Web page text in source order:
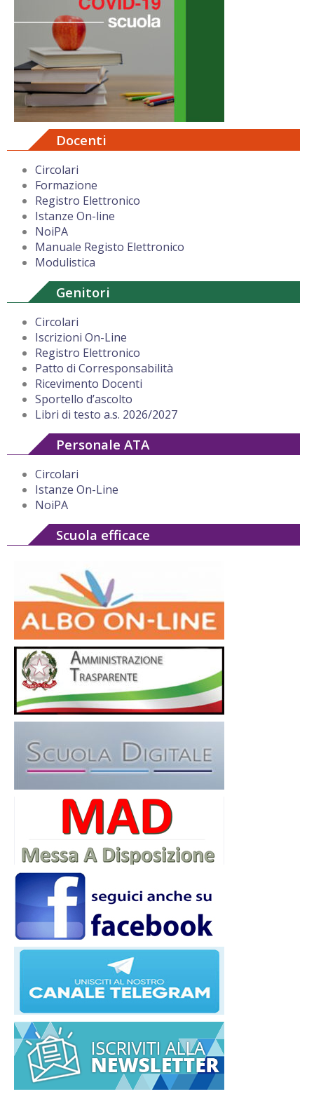
Docenti
Circolari
Formazione
Registro Elettronico
Istanze On-line
NoiPA
Manuale Registo Elettronico
Modulistica
Genitori
Circolari
Iscrizioni On-Line
Registro Elettronico
Patto di Corresponsabilità
Ricevimento Docenti
Sportello d’ascolto
Libri di testo a.s. 2026/2027
Personale ATA
Circolari
Istanze On-Line
NoiPA
Scuola efficace